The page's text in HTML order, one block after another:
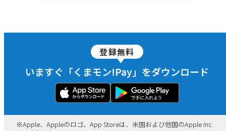
登録無料
いますぐ「くまモン!Pay」をダウンロード
※Apple、Appleのロゴ、App Storeは、米国および他国のApple Inc.